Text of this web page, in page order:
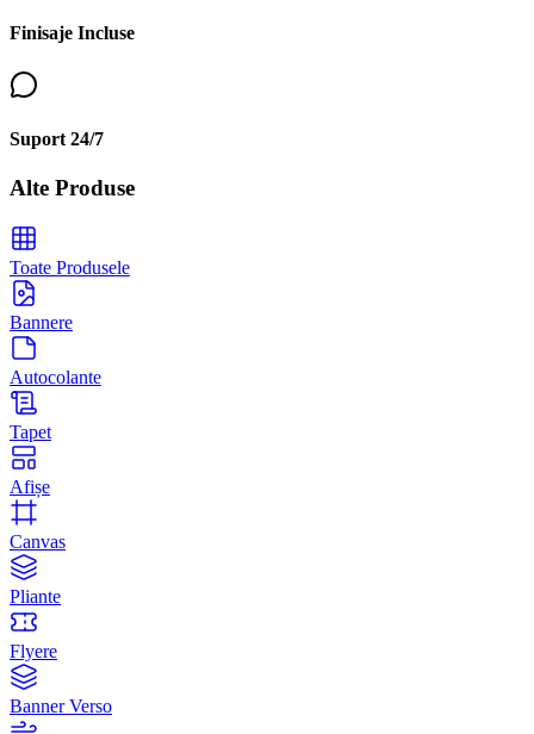
Finisaje Incluse
Suport 24/7
Alte Produse
Toate Produsele
Bannere
Autocolante
Tapet
Afișe
Canvas
Pliante
Flyere
Banner Verso